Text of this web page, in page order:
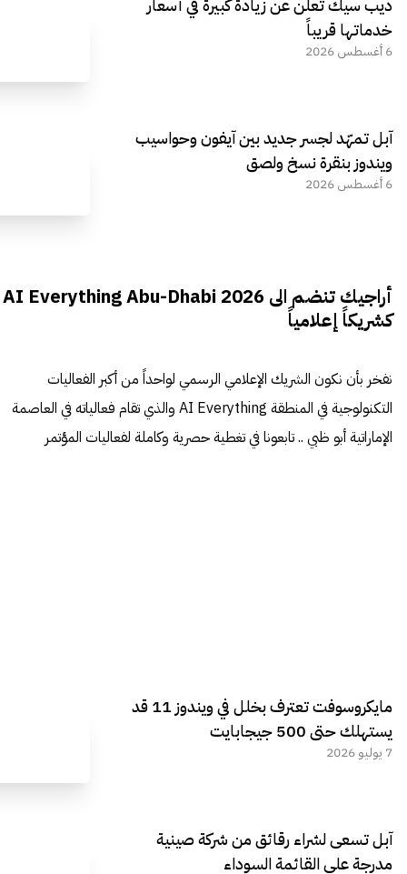
ديب سيك تعلن عن زيادة كبيرة في أسعار
خدماتها قريباً
6 أغسطس 2026
آبل تمهّد لجسر جديد بين آيفون وحواسيب
ويندوز بنقرة نسخ ولصق
6 أغسطس 2026
أراجيك تنضم الى AI Everything Abu-Dhabi 2026
كشريكاً إعلامياً
نفخر بأن نكون الشريك الإعلامي الرسمي لواحداً من أكبر الفعاليات
التكنولوجية في المنطقة AI Everything والذي تقام فعالياته في العاصمة
الإماراتية أبو ظبي .. تابعونا في تغطية حصرية وكاملة لفعاليات المؤتمر
مايكروسوفت تعترف بخلل في ويندوز 11 قد
يستهلك حتى 500 جيجابايت
7 يوليو 2026
آبل تسعى لشراء رقائق من شركة صينية
مدرجة على القائمة السوداء